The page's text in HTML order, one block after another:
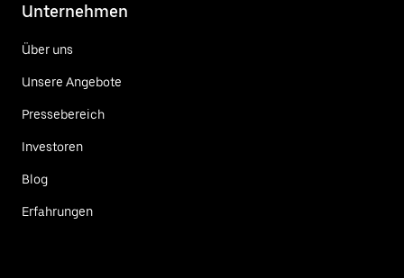
Unternehmen
Über uns
Unsere Angebote
Pressebereich
Investoren
Blog
Erfahrungen